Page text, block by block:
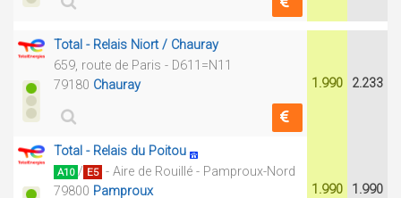
Total - Relais Niort / Chauray
659, route de Paris - D611=N11
79180 Chauray 1.990 2.233
Total - Relais du Poitou
A10 / E5 - Aire de Rouillé - Pamproux-Nord
79800 Pamproux 1.990 1.990